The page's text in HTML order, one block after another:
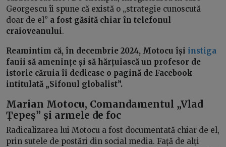
Georgescu îi spune că există o „strategie cunoscută
doar de el” a fost găsită chiar în telefonul
craioveanului.
Reamintim că, în decembrie 2024, Motocu își instiga
fanii să amenințe și să hărțuiască un profesor de
istorie căruia îi dedicase o pagină de Facebook
intitulată „Sifonul globalist”.
Marian Motocu, Comandamentul „Vlad
Țepeș” și armele de foc
Radicalizarea lui Motocu a fost documentată chiar de el,
prin sutele de postări din social media. Față de alți